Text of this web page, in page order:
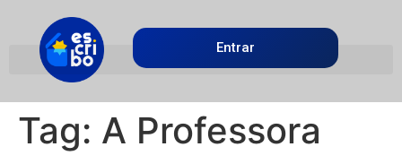
Entrar
Tag: A Professora